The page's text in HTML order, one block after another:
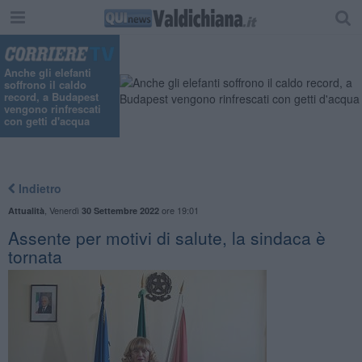
Anche gli elefanti
soffrono il caldo
record, a Budapest
vengono rinfrescati
con getti d'acqua
Indietro
Attualità Venerdì 30 Settembre 2022ore 19:01
Assente per motivi di salute, la sindaca è
tornata